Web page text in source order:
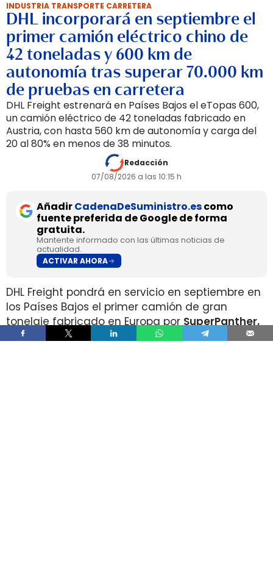
INDUSTRIA TRANSPORTE CARRETERA
DHL incorporará en septiembre el
primer camión eléctrico chino de
42 toneladas y 600 km de
autonomía tras superar 70.000 km
de pruebas en carretera
DHL Freight estrenará en Países Bajos el eTopas 600,
un camión eléctrico de 42 toneladas fabricado en
Austria, con hasta 560 km de autonomía y carga del
20 al 80% en menos de 38 minutos.
Redacción
07/08/2026 a las 10:15 h
AñadirCadenaDeSuministro.escomo
fuente preferida de Google de forma
gratuita.
Mantente informado con las últimas noticias de
actualidad.
ACTIVAR AHORA
DHL Freight pondrá en servicio en septiembre en
los Países Bajos el primer camión de gran
tonelaje fabricado en Europa porSuperPanther,
después de trasladar la unidad desde Austria